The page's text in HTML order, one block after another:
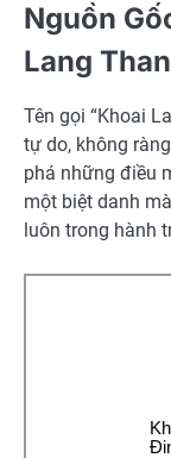
Nguồn
Lang
Tên gọi “Khoai
tự do, không
phá những điều
một biệt danh
luôn trong hành